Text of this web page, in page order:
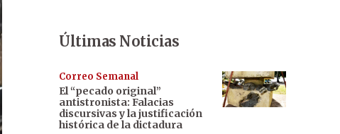
Últimas Noticias
Correo Semanal
El “pecado original”
antistronista: Falacias
discursivas y la justificación
histórica de la dictadura